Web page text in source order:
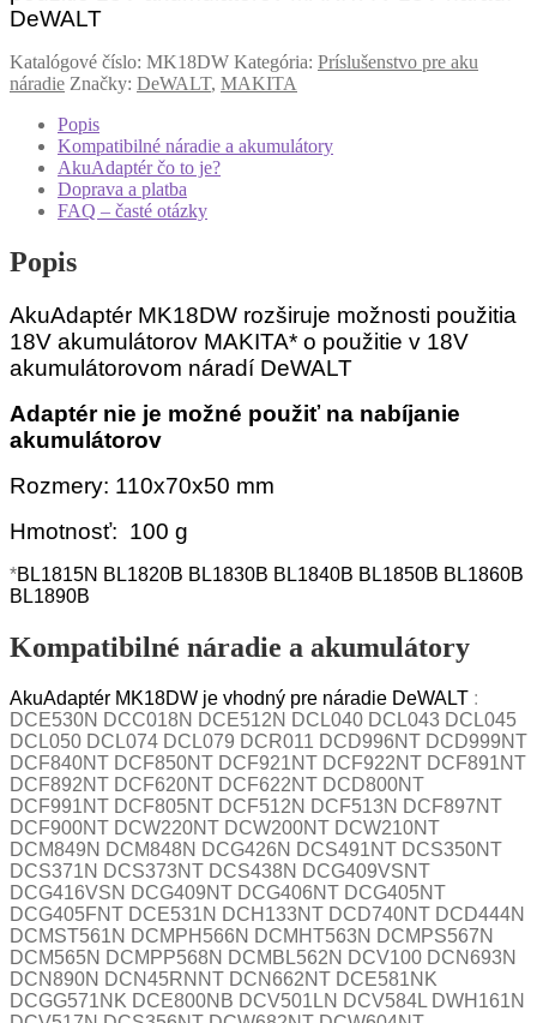
DeWALT
Katalógové číslo: MK18DW Kategória: Príslušenstvo pre aku
náradie Značky: DeWALT, MAKITA
Popis
Kompatibilné náradie a akumulátory
AkuAdaptér čo to je?
Doprava a platba
FAQ – časté otázky
Popis
AkuAdaptér MK18DW rozširuje možnosti použitia
18V akumulátorov MAKITA* o použitie v 18V
akumulátorovom náradí DeWALT
Adaptér nie je možné použiť na nabíjanie
akumulátorov
Rozmery: 110x70x50 mm
Hmotnosť: 100 g
*BL1815N BL1820B BL1830B BL1840B BL1850B BL1860B
BL1890B
Kompatibilné náradie a akumulátory
AkuAdaptér MK18DW je vhodný pre náradie DeWALT :
DCE530N DCC018N DCE512N DCL040 DCL043 DCL045
DCL050 DCL074 DCL079 DCR011 DCD996NT DCD999NT
DCF840NT DCF850NT DCF921NT DCF922NT DCF891NT
DCF892NT DCF620NT DCF622NT DCD800NT
DCF991NT DCF805NT DCF512N DCF513N DCF897NT
DCF900NT DCW220NT DCW200NT DCW210NT
DCM849N DCM848N DCG426N DCS491NT DCS350NT
DCS371N DCS373NT DCS438N DCG409VSNT
DCG416VSN DCG409NT DCG406NT DCG405NT
DCG405FNT DCE531N DCH133NT DCD740NT DCD444N
DCMST561N DCMPH566N DCMHT563N DCMPS567N
DCM565N DCMPP568N DCMBL562N DCV100 DCN693N
DCN890N DCN45RNNT DCN662NT DCE581NK
DCGG571NK DCE800NB DCV501LN DCV584L DWH161N